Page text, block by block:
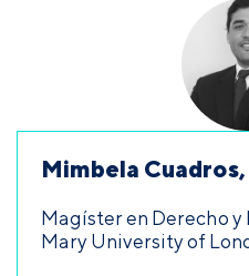
Mimbela
Magíster en Derecho y
Mary University of